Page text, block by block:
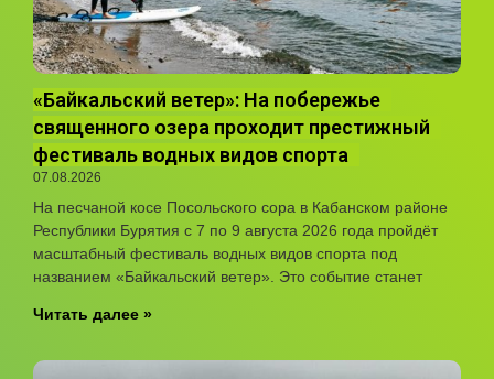
«Байкальский ветер»: На побережье
священного озера проходит престижный
фестиваль водных видов спорта
07.08.2026
На песчаной косе Посольского сора в Кабанском районе
Республики Бурятия с 7 по 9 августа 2026 года пройдёт
масштабный фестиваль водных видов спорта под
названием «Байкальский ветер». Это событие станет
Читать далее »